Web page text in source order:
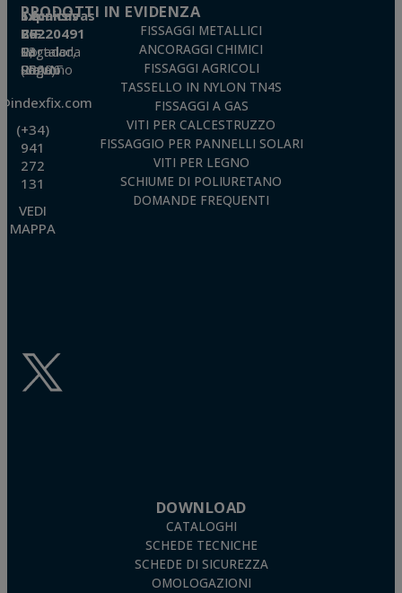
Técnicas Expansivas S.L.
CIF: B-26220491
P. I. La Portalada II, C/ Segador, 13
26006 · Logroño (La Rioja) · SPAIN
(+34)
941
272
131
VEDI
MAPPA
PRODOTTI IN EVIDENZA
FISSAGGI METALLICI
ANCORAGGI CHIMICI
FISSAGGI AGRICOLI
TASSELLO IN NYLON TN4S
FISSAGGI A GAS
VITI PER CALCESTRUZZO
FISSAGGIO PER PANNELLI SOLARI
VITI PER LEGNO
SCHIUME DI POLIURETANO
DOMANDE FREQUENTI
DOWNLOAD
CATALOGHI
SCHEDE TECNICHE
SCHEDE DI SICUREZZA
OMOLOGAZIONI